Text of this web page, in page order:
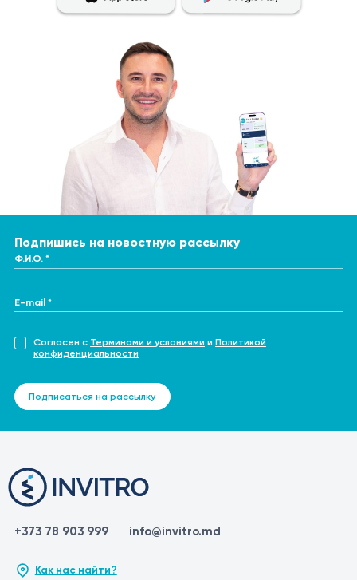
Подпишись на новостную рассылку
Ф.И.О. *
E-mail *
Согласен с Терминами и условиями и Политикой
конфиденциальности
Подписаться на рассылку
+373 78 903 999 info@invitro.md
Как нас найти?